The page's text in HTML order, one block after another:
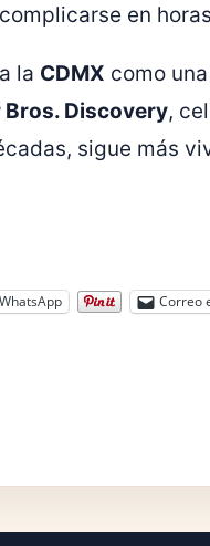
en
la CDMX como
Bros. Discovery,
sigue más
WhatsApp Correo